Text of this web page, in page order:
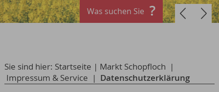
Was suchen Sie
Sie sind hier: Startseite | Markt Schopfloch |
Impressum & Service | Datenschutzerklärung